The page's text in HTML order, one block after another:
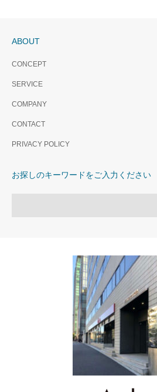
東海道新幹線へのアクセスも
徒歩圏内。複数路線利用可能
ABOUT
CONCEPT
SERVICE
COMPANY
CONTACT
PRIVACY POLICY
お探しのキーワードをご入力ください